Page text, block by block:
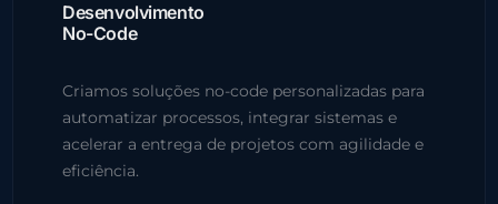
Desenvolvimento
No-Code
Criamos soluções no-code personalizadas para
automatizar processos, integrar sistemas e
acelerar a entrega de projetos com agilidade e
eficiência.